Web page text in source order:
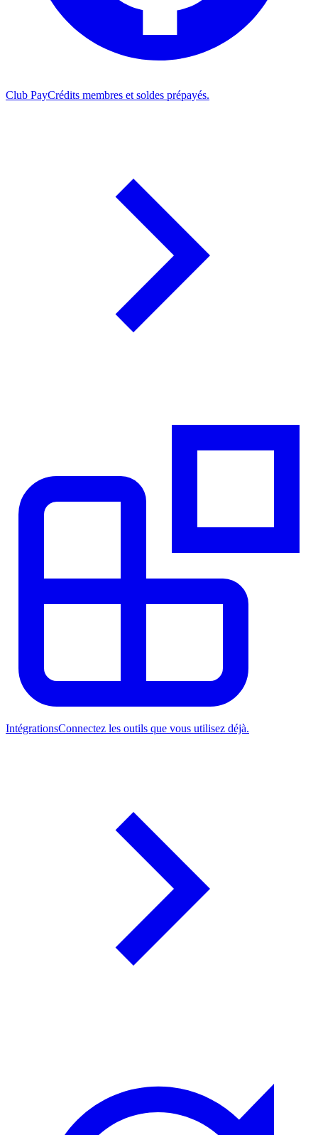
Club PayCrédits membres et soldes prépayés.
IntégrationsConnectez les outils que vous utilisez déjà.